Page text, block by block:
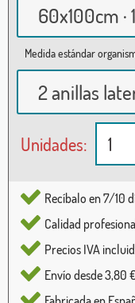
60x100cm ·
Medida estándar
2 anillas
Unidades:
Recíbalo en 7/10
Calidad profesional
Precios IVA
Envío desde 3,80